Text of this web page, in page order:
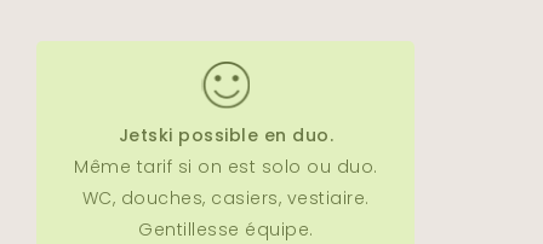
Jetski possible en duo.
Même tarif si on est solo ou duo.
WC, douches, casiers, vestiaire.
Gentillesse équipe.